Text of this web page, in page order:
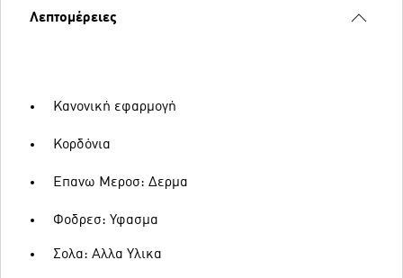
Λεπτομέρειες
Κανονική εφαρμογή
Κορδόνια
Επανω Μεροσ: Δερμα
Φοδρεσ: Υφασμα
Σολα: Αλλα Υλικα